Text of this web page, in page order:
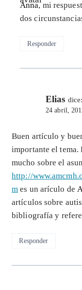
Anna, mi
dos
Responder
Elias dice:
24 abril,
Buen artículo y
importante el tema.
mucho sobre el
http://
m es un arículo de
artículos sobre
bibliografía y
Responder